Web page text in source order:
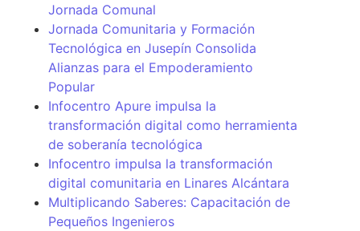
Jornada Comunal
Jornada Comunitaria y Formación
Tecnológica en Jusepín Consolida
Alianzas para el Empoderamiento
Popular
Infocentro Apure impulsa la
transformación digital como herramienta
de soberanía tecnológica
Infocentro impulsa la transformación
digital comunitaria en Linares Alcántara
Multiplicando Saberes: Capacitación de
Pequeños Ingenieros